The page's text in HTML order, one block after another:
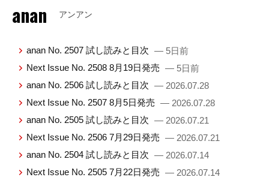
anan アンアン
anan No. 2507 試し読みと目次 — 5日前
Next Issue No. 2508 8月19日発売 — 5日前
anan No. 2506 試し読みと目次 — 2026.07.28
Next Issue No. 2507 8月5日発売 — 2026.07.28
anan No. 2505 試し読みと目次 — 2026.07.21
Next Issue No. 2506 7月29日発売 — 2026.07.21
anan No. 2504 試し読みと目次 — 2026.07.14
Next Issue No. 2505 7月22日発売 — 2026.07.14